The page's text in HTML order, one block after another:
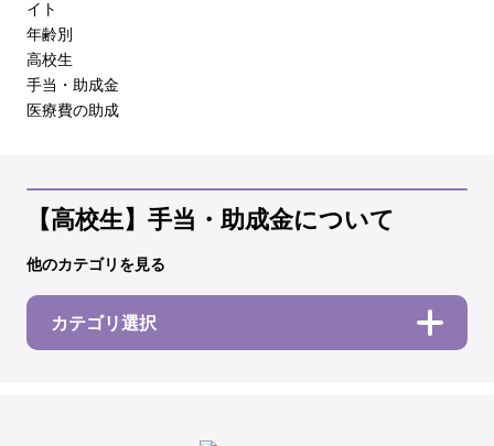
イト
年齢別
高校生
手当・助成金
医療費の助成
【高校生】手当・助成金について
他のカテゴリを見る
カテゴリ選択